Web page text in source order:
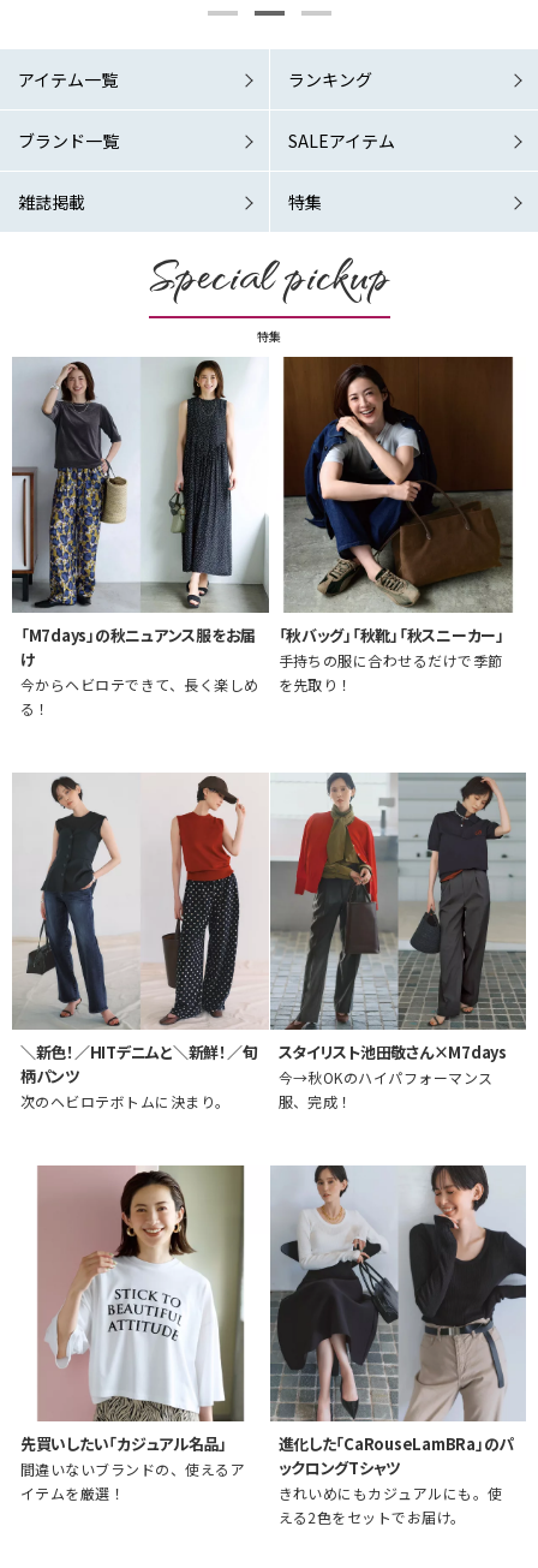
アイテム一覧 ランキング
ブランド一覧 SALEアイテム
雑誌掲載 特集
Special pickup
特集
「M7days」の秋ニュアンス服をお届
け
今からヘビロテできて、長く楽しめ
る！
「秋バッグ」「秋靴」「秋スニーカー」
手持ちの服に合わせるだけで季節
を先取り！
＼新色！／HITデニムと＼新鮮！／旬
柄パンツ
次のヘビロテボトムに決まり。
スタイリスト池田敬さん×M7days
今→秋OKのハイパフォーマンス
服、完成！
先買いしたい「カジュアル名品」
間違いないブランドの、使えるア
イテムを厳選！
進化した「CaRouseLamBRa」のパ
ックロングTシャツ
きれいめにもカジュアルにも。使
える2色をセットでお届け。